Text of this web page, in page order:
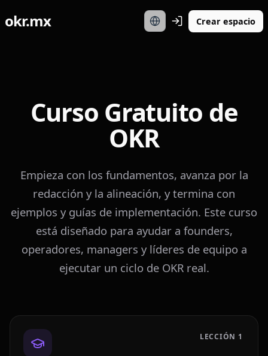
okr.mx Crear espacio
Curso Gratuito de
OKR
Empieza con los fundamentos, avanza por la
redacción y la alineación, y termina con
ejemplos y guías de implementación. Este curso
está diseñado para ayudar a founders,
operadores, managers y líderes de equipo a
ejecutar un ciclo de OKR real.
LECCIÓN 1